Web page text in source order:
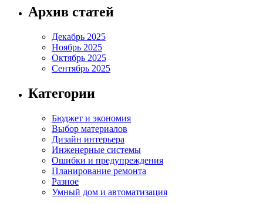
Архив статей
Декабрь 2025
Ноябрь 2025
Октябрь 2025
Сентябрь 2025
Категории
Бюджет и экономия
Выбор материалов
Дизайн интерьера
Инженерные системы
Ошибки и предупреждения
Планирование ремонта
Разное
Умный дом и автоматизация